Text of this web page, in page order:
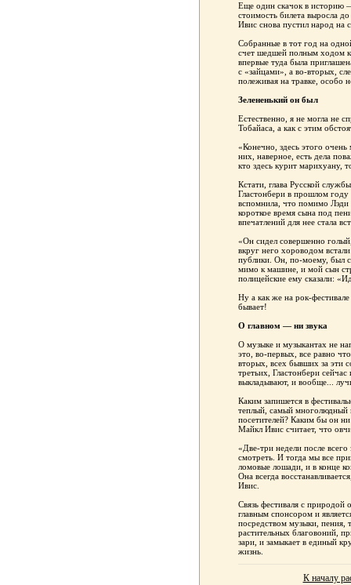
Еще один скачок в историю
стоимость билета выросла
Ивис снова пустил народ на
Собранные в тот год на
счет шедшей полным ходом
впервые туда была
с «зайцами», а во-вторых,
полеживая на травке, особо
Зелененький он был
Естественно, я не могла не
Тобайаса, а как с этим
«Конечно, здесь этого очень
них, наверное, есть дела
кто здесь курит марихуану,
Кстати, глава Русской
Гластонбери в прошлом
вспомнила, что помимо Лэди
короткое время сына под
впечатлений для нее стала
«Он сидел совершенно
вкруг него хороводом
публики. Он, по-моему, был
мимо к машине, и мой сын
полицейские ему сказали:
Ну а как же на рок-
бывает!
О главном — ни звука
О музыке и музыкантах не
это, во-первых, все равно
вторых, всех бывших за эти
третьих, Гластонбери
выкладывают, и вообще...
Каким запишется в
теплый, самый многолюдный
посетителей? Каким бы он ни
Майкл Ивис считает, что
«Две-три недели после
смотреть. И тогда мы все
ломовые лошади, и в конце
Она всегда
Ивис.
Связь фестиваля с природой
главным спонсором и
посредством музыки, пения,
растительных благовоний,
зари, и замыкает в единый
жизнь.
К началу